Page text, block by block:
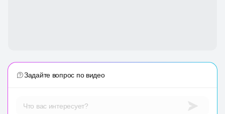
Задайте вопрос по видео
Что вас интересует?